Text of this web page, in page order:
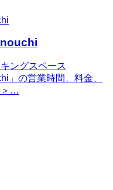
ングスペース
」の営業時間、料金、
＞…